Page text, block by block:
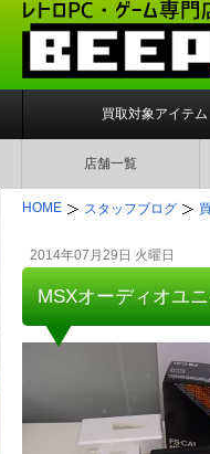
買取対象アイテム
店舗一覧
HOME スタッフブログ
2014年07月29日 火曜日
MSXオーディオユ